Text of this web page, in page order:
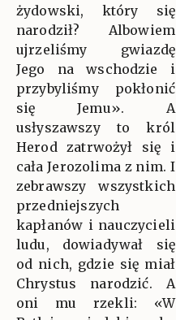
żydowski, który się
narodził? Albowiem
ujrzeliśmy gwiazdę
Jego na wschodzie i
przybyliśmy pokłonić
się Jemu». A
usłyszawszy to król
Herod zatrwożył się i
cała Jerozolima z nim. I
zebrawszy wszystkich
przedniejszych
kapłanów i nauczycieli
ludu, dowiadywał się
od nich, gdzie się miał
Chrystus narodzić. A
oni mu rzekli: «W